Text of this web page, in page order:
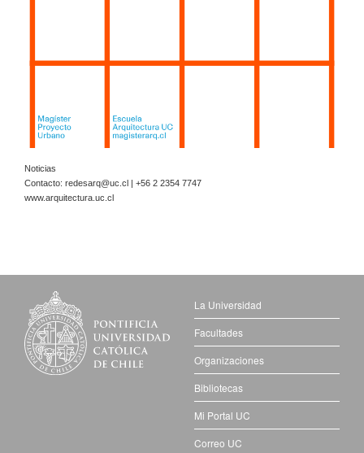
Noticias
Contacto: redesarq@uc.cl | +56 2 2354 7747
www.arquitectura.uc.cl
La Universidad
Facultades
Organizaciones
Bibliotecas
Mi Portal UC
Correo UC